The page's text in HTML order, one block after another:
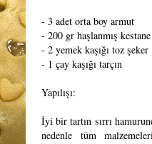
- 3 adet orta boy armut
- 200 gr haşlanmış kestane
- 2 yemek kaşığı toz şeker
- 1 çay kaşığı tarçın
Yapılışı:
İyi bir tartın sırrı
nedenle tüm